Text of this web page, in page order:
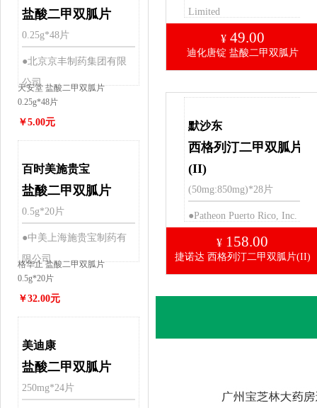
盐酸二甲双胍片
0.25g*48片
●北京京丰制药集团有限
公司
天安堂 盐酸二甲双胍片
0.25g*48片
￥5.00元
百时美施贵宝
盐酸二甲双胍片
0.5g*20片
●中美上海施贵宝制药有
限公司
格华止 盐酸二甲双胍片
0.5g*20片
￥32.00元
美迪康
盐酸二甲双胍片
250mg*24片
Limited
¥ 49.00
迪化唐锭 盐酸二甲双胍片
默沙东
西格列汀二甲双胍片
(II)
(50mg:850mg)*28片
●Patheon Puerto Rico, Inc.
(Manati)
¥ 158.00
捷诺达 西格列汀二甲双胍片(II)